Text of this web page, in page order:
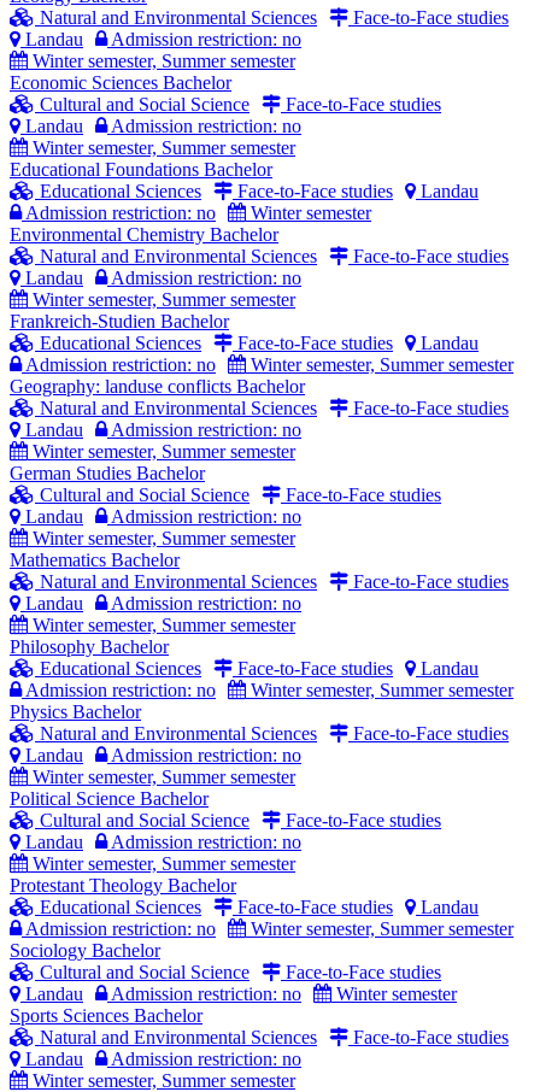
Natural and Environmental Sciences
Face-to-Face studies
Landau
Admission restriction: no
Winter semester, Summer semester
Economic Sciences Bachelor
Cultural and Social Science
Face-to-Face studies
Landau
Admission restriction: no
Winter semester, Summer semester
Educational Foundations Bachelor
Educational Sciences
Face-to-Face studies
Landau
Admission restriction: no
Winter semester
Environmental Chemistry Bachelor
Natural and Environmental Sciences
Face-to-Face studies
Landau
Admission restriction: no
Winter semester, Summer semester
Frankreich-Studien Bachelor
Educational Sciences
Face-to-Face studies
Landau
Admission restriction: no
Winter semester, Summer semester
Geography: landuse conflicts Bachelor
Natural and Environmental Sciences
Face-to-Face studies
Landau
Admission restriction: no
Winter semester, Summer semester
German Studies Bachelor
Cultural and Social Science
Face-to-Face studies
Landau
Admission restriction: no
Winter semester, Summer semester
Mathematics Bachelor
Natural and Environmental Sciences
Face-to-Face studies
Landau
Admission restriction: no
Winter semester, Summer semester
Philosophy Bachelor
Educational Sciences
Face-to-Face studies
Landau
Admission restriction: no
Winter semester, Summer semester
Physics Bachelor
Natural and Environmental Sciences
Face-to-Face studies
Landau
Admission restriction: no
Winter semester, Summer semester
Political Science Bachelor
Cultural and Social Science
Face-to-Face studies
Landau
Admission restriction: no
Winter semester, Summer semester
Protestant Theology Bachelor
Educational Sciences
Face-to-Face studies
Landau
Admission restriction: no
Winter semester, Summer semester
Sociology Bachelor
Cultural and Social Science
Face-to-Face studies
Landau
Admission restriction: no
Winter semester
Sports Sciences Bachelor
Natural and Environmental Sciences
Face-to-Face studies
Landau
Admission restriction: no
Winter semester, Summer semester